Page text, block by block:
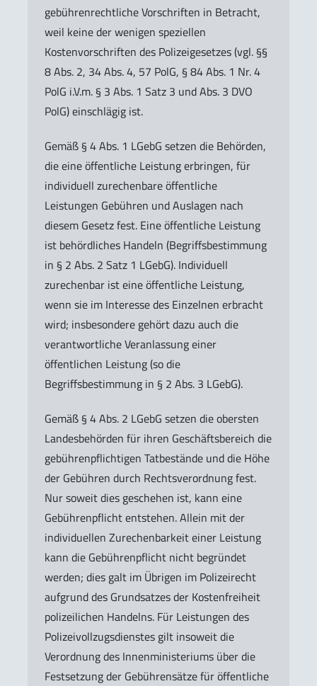
gebührenrechtliche Vorschriften in Betracht,
weil keine der wenigen speziellen
Kostenvorschriften des Polizeigesetzes (vgl. §§
8 Abs. 2, 34 Abs. 4, 57 PolG, § 84 Abs. 1 Nr. 4
PolG i.V.m. § 3 Abs. 1 Satz 3 und Abs. 3 DVO
PolG) einschlägig ist.
Gemäß § 4 Abs. 1 LGebG setzen die Behörden,
die eine öffentliche Leistung erbringen, für
individuell zurechenbare öffentliche
Leistungen Gebühren und Auslagen nach
diesem Gesetz fest. Eine öffentliche Leistung
ist behördliches Handeln (Begriffsbestimmung
in § 2 Abs. 2 Satz 1 LGebG). Individuell
zurechenbar ist eine öffentliche Leistung,
wenn sie im Interesse des Einzelnen erbracht
wird; insbesondere gehört dazu auch die
verantwortliche Veranlassung einer
öffentlichen Leistung (so die
Begriffsbestimmung in § 2 Abs. 3 LGebG).
Gemäß § 4 Abs. 2 LGebG setzen die obersten
Landesbehörden für ihren Geschäftsbereich die
gebührenpflichtigen Tatbestände und die Höhe
der Gebühren durch Rechtsverordnung fest.
Nur soweit dies geschehen ist, kann eine
Gebührenpflicht entstehen. Allein mit der
individuellen Zurechenbarkeit einer Leistung
kann die Gebührenpflicht nicht begründet
werden; dies galt im Übrigen im Polizeirecht
aufgrund des Grundsatzes der Kostenfreiheit
polizeilichen Handelns. Für Leistungen des
Polizeivollzugsdienstes gilt insoweit die
Verordnung des Innenministeriums über die
Festsetzung der Gebührensätze für öffentliche